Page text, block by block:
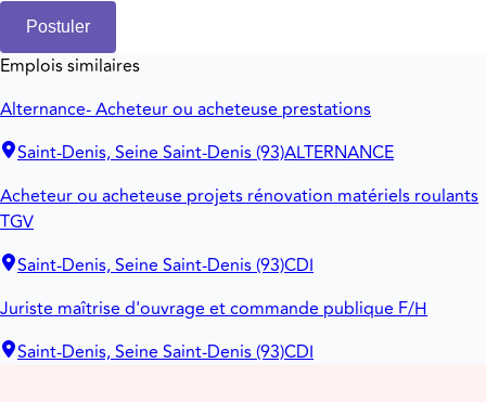
Postuler
Emplois similaires
Alternance- Acheteur ou acheteuse prestations
Saint-Denis, Seine Saint-Denis (93)ALTERNANCE
Acheteur ou acheteuse projets rénovation matériels roulants
TGV
Saint-Denis, Seine Saint-Denis (93)CDI
Juriste maîtrise d'ouvrage et commande publique F/H
Saint-Denis, Seine Saint-Denis (93)CDI